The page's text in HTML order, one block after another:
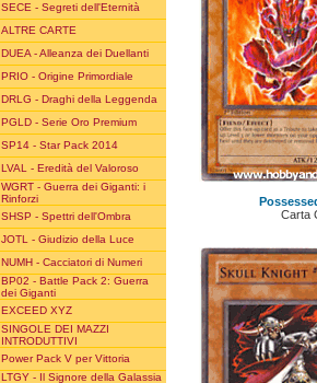
SECE - Segreti dell'Eternità
ALTRE CARTE
DUEA - Alleanza dei Duellanti
PRIO - Origine Primordiale
DRLG - Draghi della Leggenda
PGLD - Serie Oro Premium
SP14 - Star Pack 2014
LVAL - Eredità del Valoroso
WGRT - Guerra dei Giganti: i
Rinforzi
SHSP - Spettri dell'Ombra
JOTL - Giudizio della Luce
NUMH - Cacciatori di Numeri
BP02 - Battle Pack 2: Guerra
dei Giganti
EXCEED XYZ
SINGOLE DEI MAZZI
INTRODUTTIVI
Power Pack V per Vittoria
LTGY - Il Signore della Galassia
Carta